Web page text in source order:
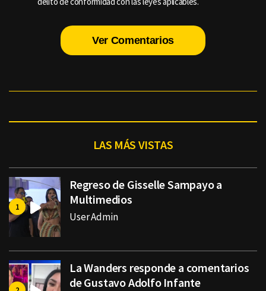
Ver Comentarios
LAS MÁS VISTAS
Regreso de Gisselle Sampayo a
Multimedios
User Admin
La Wanders responde a comentarios
de Gustavo Adolfo Infante